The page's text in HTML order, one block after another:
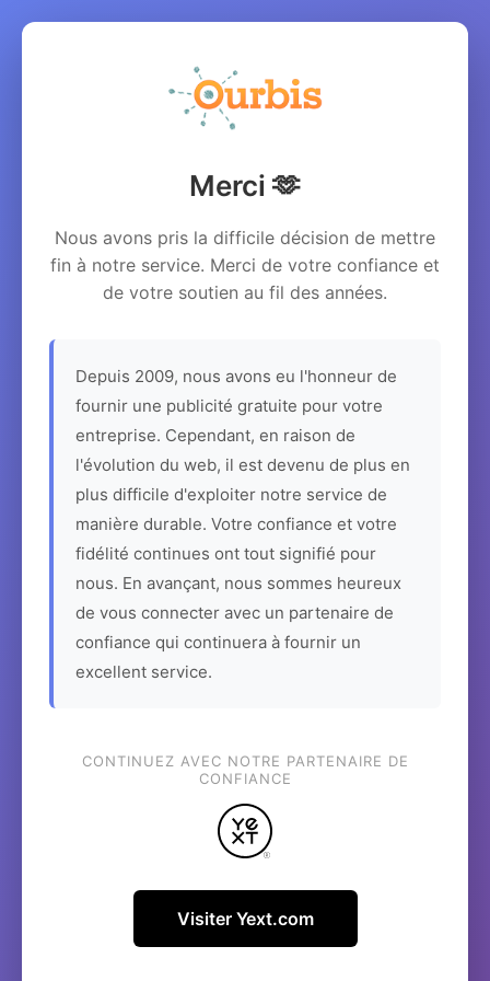
Merci 🫶
Nous avons pris la difficile décision de mettre
fin à notre service. Merci de votre confiance et
de votre soutien au fil des années.
Depuis 2009, nous avons eu l'honneur de
fournir une publicité gratuite pour votre
entreprise. Cependant, en raison de
l'évolution du web, il est devenu de plus en
plus difficile d'exploiter notre service de
manière durable. Votre confiance et votre
fidélité continues ont tout signifié pour
nous. En avançant, nous sommes heureux
de vous connecter avec un partenaire de
confiance qui continuera à fournir un
excellent service.
CONTINUEZ AVEC NOTRE PARTENAIRE DE
CONFIANCE
Visiter Yext.com